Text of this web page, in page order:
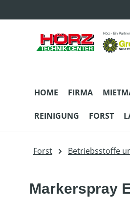
HOME FIRMA
REINIGUNG FORST
Forst Betriebsstoffe
Markerspray